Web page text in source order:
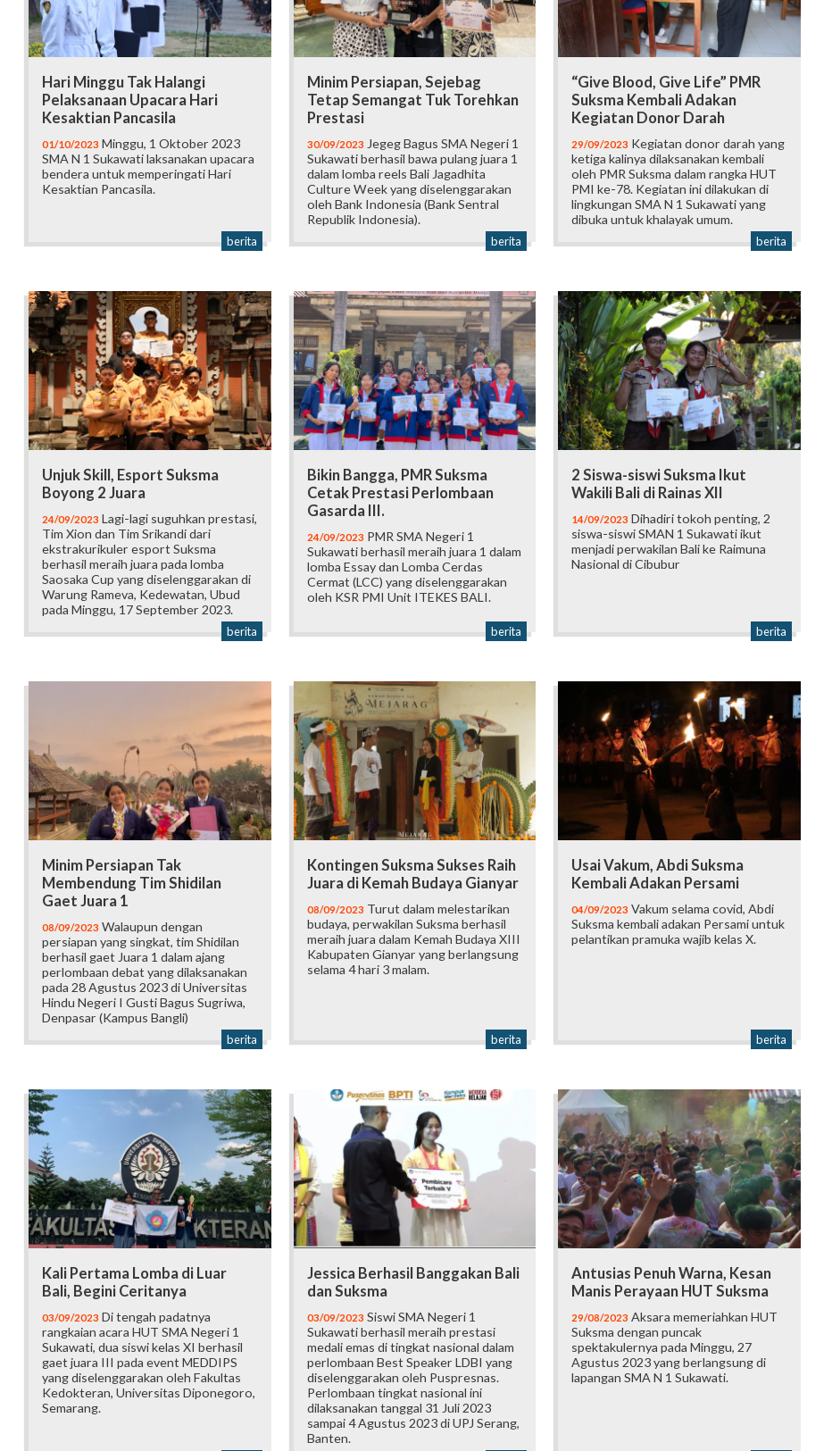
Hari Minggu Tak Halangi
Pelaksanaan Upacara Hari
Kesaktian Pancasila
01/10/2023 Minggu, 1 Oktober 2023
SMA N 1 Sukawati laksanakan upacara
bendera untuk memperingati Hari
Kesaktian Pancasila.
berita
Minim Persiapan, Sejebag
Tetap Semangat Tuk Torehkan
Prestasi
30/09/2023 Jegeg Bagus SMA Negeri 1
Sukawati berhasil bawa pulang juara 1
dalam lomba reels Bali Jagadhita
Culture Week yang diselenggarakan
oleh Bank Indonesia (Bank Sentral
Republik Indonesia).
berita
“Give Blood, Give Life” PMR
Suksma Kembali Adakan
Kegiatan Donor Darah
29/09/2023 Kegiatan donor darah yang
ketiga kalinya dilaksanakan kembali
oleh PMR Suksma dalam rangka HUT
PMI ke-78. Kegiatan ini dilakukan di
lingkungan SMA N 1 Sukawati yang
dibuka untuk khalayak umum.
berita
Unjuk Skill, Esport Suksma
Boyong 2 Juara
24/09/2023 Lagi-lagi suguhkan prestasi,
Tim Xion dan Tim Srikandi dari
ekstrakurikuler esport Suksma
berhasil meraih juara pada lomba
Saosaka Cup yang diselenggarakan di
Warung Rameva, Kedewatan, Ubud
pada Minggu, 17 September 2023.
berita
Bikin Bangga, PMR Suksma
Cetak Prestasi Perlombaan
Gasarda III.
24/09/2023 PMR SMA Negeri 1
Sukawati berhasil meraih juara 1 dalam
lomba Essay dan Lomba Cerdas
Cermat (LCC) yang diselenggarakan
oleh KSR PMI Unit ITEKES BALI.
berita
2 Siswa-siswi Suksma Ikut
Wakili Bali di Rainas XII
14/09/2023 Dihadiri tokoh penting, 2
siswa-siswi SMAN 1 Sukawati ikut
menjadi perwakilan Bali ke Raimuna
Nasional di Cibubur
berita
Minim Persiapan Tak
Membendung Tim Shidilan
Gaet Juara 1
08/09/2023 Walaupun dengan
persiapan yang singkat, tim Shidilan
berhasil gaet Juara 1 dalam ajang
perlombaan debat yang dilaksanakan
pada 28 Agustus 2023 di Universitas
Hindu Negeri I Gusti Bagus Sugriwa,
Denpasar (Kampus Bangli)
berita
Kontingen Suksma Sukses Raih
Juara di Kemah Budaya Gianyar
08/09/2023 Turut dalam melestarikan
budaya, perwakilan Suksma berhasil
meraih juara dalam Kemah Budaya XIII
Kabupaten Gianyar yang berlangsung
selama 4 hari 3 malam.
berita
Usai Vakum, Abdi Suksma
Kembali Adakan Persami
04/09/2023 Vakum selama covid, Abdi
Suksma kembali adakan Persami untuk
pelantikan pramuka wajib kelas X.
berita
Kali Pertama Lomba di Luar
Bali, Begini Ceritanya
03/09/2023 Di tengah padatnya
rangkaian acara HUT SMA Negeri 1
Sukawati, dua siswi kelas XI berhasil
gaet juara III pada event MEDDIPS
yang diselenggarakan oleh Fakultas
Kedokteran, Universitas Diponegoro,
Semarang.
Jessica Berhasil Banggakan Bali
dan Suksma
03/09/2023 Siswi SMA Negeri 1
Sukawati berhasil meraih prestasi
medali emas di tingkat nasional dalam
perlombaan Best Speaker LDBI yang
diselenggarakan oleh Puspresnas.
Perlombaan tingkat nasional ini
dilaksanakan tanggal 31 Juli 2023
sampai 4 Agustus 2023 di UPJ Serang,
Banten.
Antusias Penuh Warna, Kesan
Manis Perayaan HUT Suksma
29/08/2023 Aksara memeriahkan HUT
Suksma dengan puncak
spektakulernya pada Minggu, 27
Agustus 2023 yang berlangsung di
lapangan SMA N 1 Sukawati.